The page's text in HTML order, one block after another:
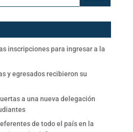
inscripciones para ingresar a la
y egresados recibieron su
a una nueva delegación
de todo el país en la